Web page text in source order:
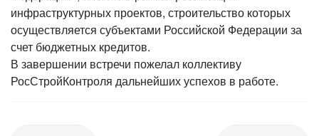
инфраструктурных проектов, строительство которых
осуществляется субъектами Российской Федерации за
счет бюджетных кредитов.
В завершении встречи пожелал коллективу
РосСтройКонтроля дальнейших успехов в работе.